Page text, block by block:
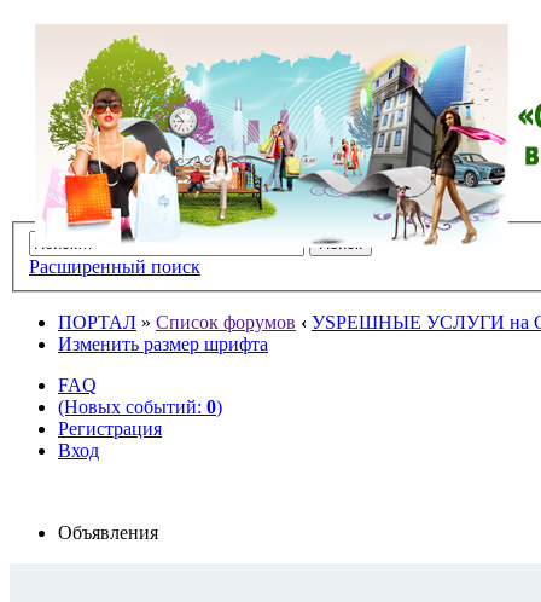
Расширенный поиск
ПОРТАЛ » Список форумов ‹ УSPЕШНЫЕ УСЛУГИ на
Изменить размер шрифта
FAQ
(Новых событий: 0)
Регистрация
Вход
Объявления